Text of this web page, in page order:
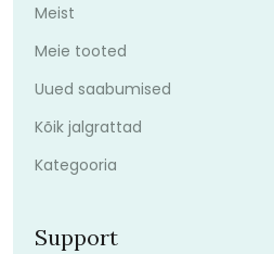
Meist
Meie tooted
Uued saabumised
Kõik jalgrattad
Kategooria
Support